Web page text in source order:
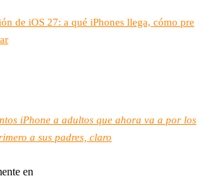
de iOS 27: a qué iPhones llega, cómo pre
iPhone a adultos que ahora va a por los
a sus padres, claro
en